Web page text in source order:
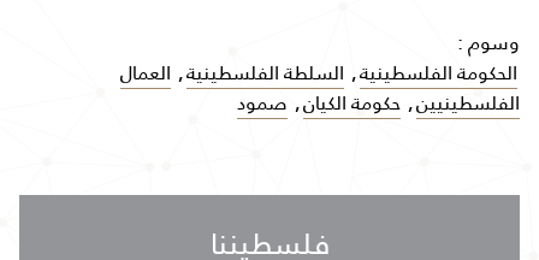
وسوم :
الحكومة الفلسطينية, السلطة الفلسطينية, العمال
الفلسطينيين, حكومة الكيان, صمود
فلسطيننا